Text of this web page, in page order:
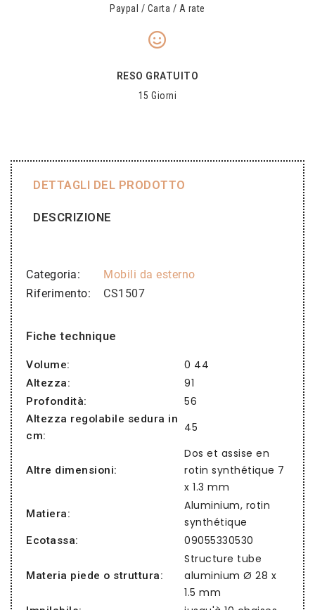
Paypal / Carta / A rate
RESO GRATUITO
15 Giorni
DETTAGLI DEL PRODOTTO
DESCRIZIONE
Categoria
Mobili da esterno
Riferimento
CS1507
Fiche technique
Volume: 0 44
Altezza: 91
Profondità: 56
Altezza regolabile sedura in
cm:
45
Altre dimensioni:
Dos et assise en
rotin synthétique 7
x 1.3 mm
Matiera:
Aluminium, rotin
synthétique
Ecotassa: 09055330530
Materia piede o struttura:
Structure tube
aluminium Ø 28 x
1.5 mm